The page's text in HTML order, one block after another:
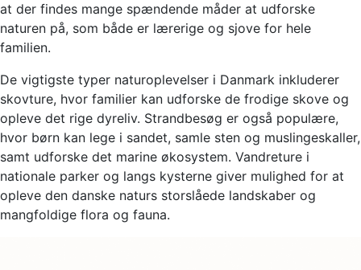
at der findes mange spændende måder at udforske
naturen på, som både er lærerige og sjove for hele
familien.
De vigtigste typer naturoplevelser i Danmark inkluderer
skovture, hvor familier kan udforske de frodige skove og
opleve det rige dyreliv. Strandbesøg er også populære,
hvor børn kan lege i sandet, samle sten og muslingeskaller,
samt udforske det marine økosystem. Vandreture i
nationale parker og langs kysterne giver mulighed for at
opleve den danske naturs storslåede landskaber og
mangfoldige flora og fauna.